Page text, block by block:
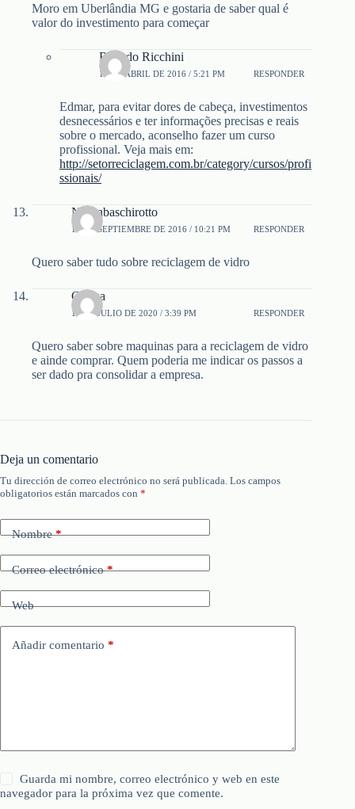
Moro em Uberlândia MG e gostaria de saber qual é
valor do investimento para começar
Ricardo Ricchini
16 DE ABRIL DE 2016 / 5:21 PM RESPONDER
Edmar, para evitar dores de cabeça, investimentos
desnecessários e ter informações precisas e reais
sobre o mercado, aconselho fazer um curso
profissional. Veja mais em:
http://setorreciclagem.com.br/category/cursos/profi
ssionais/
Niltonbaschirotto
17 DE SEPTIEMBRE DE 2016 / 10:21 PM RESPONDER
Quero saber tudo sobre reciclagem de vidro
Cleusa
14 DE JULIO DE 2020 / 3:39 PM RESPONDER
Quero saber sobre maquinas para a reciclagem de vidro
e ainde comprar. Quem poderia me indicar os passos a
ser dado pra consolidar a empresa.
Deja un comentario
Tu dirección de correo electrónico no será publicada. Los campos
obligatorios están marcados con *
Nombre*
Correo electrónico*
Web
Añadir comentario *
Guarda mi nombre, correo electrónico y web en este
navegador para la próxima vez que comente.